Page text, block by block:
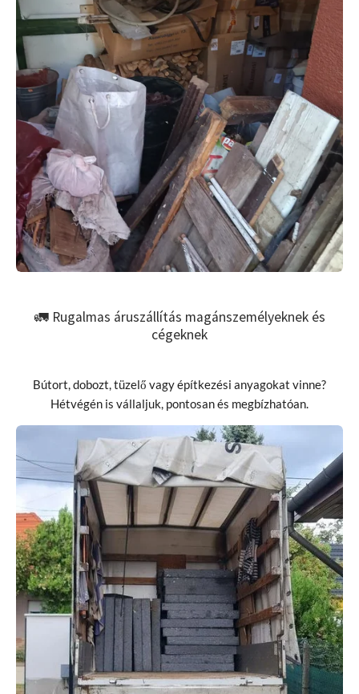
🚛 Rugalmas áruszállítás magánszemélyeknek és
cégeknek
Bútort, dobozt, tüzelő vagy építkezési anyagokat vinne?
Hétvégén is vállaljuk, pontosan és megbízhatóan.